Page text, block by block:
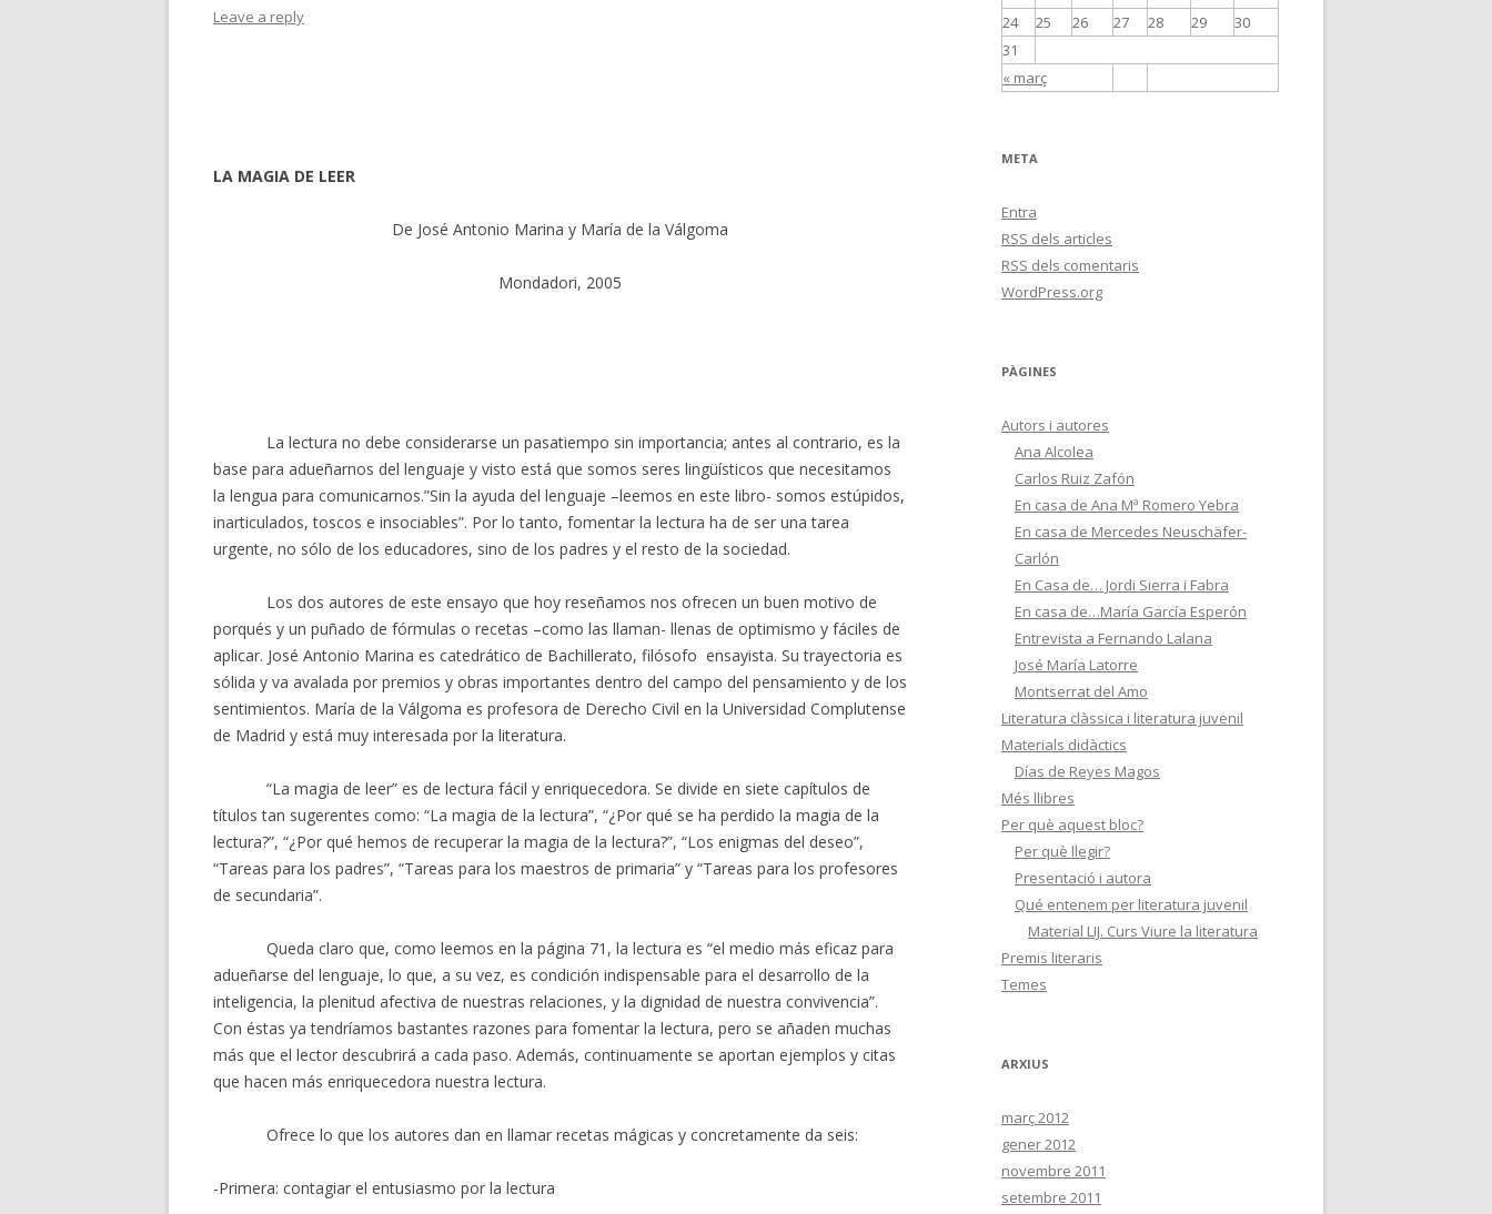
MONTSERRAT DEL AMO
Leave a reply
LA MAGIA DE LEER
De José Antonio Marina y María de la Válgoma
Mondadori, 2005
La lectura no debe considerarse un pasatiempo sin importancia; antes al contrario, es la
base para adueñarnos del lenguaje y visto está que somos seres lingüísticos que necesitamos
la lengua para comunicarnos.”Sin la ayuda del lenguaje –leemos en este libro- somos estúpidos,
inarticulados, toscos e insociables”. Por lo tanto, fomentar la lectura ha de ser una tarea
urgente, no sólo de los educadores, sino de los padres y el resto de la sociedad.
Los dos autores de este ensayo que hoy reseñamos nos ofrecen un buen motivo de
porqués y un puñado de fórmulas o recetas –como las llaman- llenas de optimismo y fáciles de
aplicar. José Antonio Marina es catedrático de Bachillerato, filósofo ensayista. Su trayectoria es
sólida y va avalada por premios y obras importantes dentro del campo del pensamiento y de los
sentimientos. María de la Válgoma es profesora de Derecho Civil en la Universidad Complutense
de Madrid y está muy interesada por la literatura.
“La magia de leer” es de lectura fácil y enriquecedora. Se divide en siete capítulos de
títulos tan sugerentes como: “La magia de la lectura”, “¿Por qué se ha perdido la magia de la
lectura?”, “¿Por qué hemos de recuperar la magia de la lectura?”, “Los enigmas del deseo”,
“Tareas para los padres”, “Tareas para los maestros de primaria” y “Tareas para los profesores
de secundaria”.
Queda claro que, como leemos en la página 71, la lectura es “el medio más eficaz para
adueñarse del lenguaje, lo que, a su vez, es condición indispensable para el desarrollo de la
inteligencia, la plenitud afectiva de nuestras relaciones, y la dignidad de nuestra convivencia”.
Con éstas ya tendríamos bastantes razones para fomentar la lectura, pero se añaden muchas
más que el lector descubrirá a cada paso. Además, continuamente se aportan ejemplos y citas
que hacen más enriquecedora nuestra lectura.
Ofrece lo que los autores dan en llamar recetas mágicas y concretamente da seis:
-Primera: contagiar el entusiasmo por la lectura
« març
24
25 26 27 28 29
30
31
META
Entra
RSS dels articles
RSS dels comentaris
WordPress.org
PÀGINES
Autors i autores
Ana Alcolea
Carlos Ruiz Zafón
En casa de Ana Mª Romero Yebra
En casa de Mercedes Neuschäfer-
Carlón
En Casa de… Jordi Sierra i Fabra
En casa de…María García Esperón
Entrevista a Fernando Lalana
José María Latorre
Montserrat del Amo
Literatura clàssica i literatura juvenil
Materials didàctics
Días de Reyes Magos
Més llibres
Per què aquest bloc?
Per què llegir?
Presentació i autora
Qué entenem per literatura juvenil
Material LIJ. Curs Viure la literatura
Premis literaris
Temes
ARXIUS
març 2012
gener 2012
novembre 2011
setembre 2011